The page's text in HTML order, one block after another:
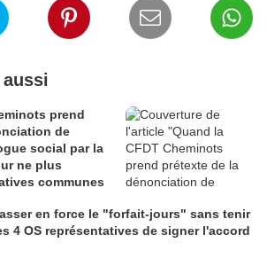
aussi
prend
de
social par la
ne plus
communes
en force le "forfait-jours" sans tenir
4 OS représentatives de signer l'accord